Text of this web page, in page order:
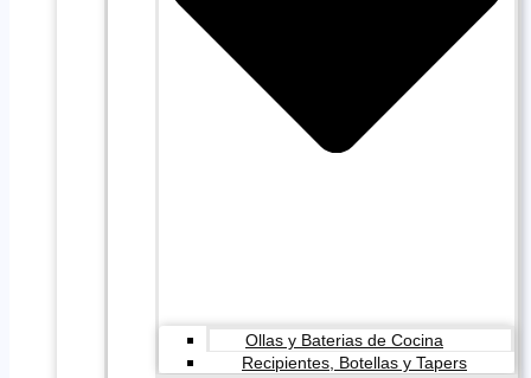
Ollas y Baterias de Cocina
Recipientes, Botellas y Tapers